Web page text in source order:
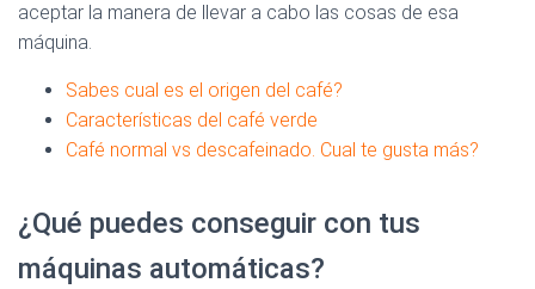
aceptar la manera de llevar a cabo las cosas de esa
máquina.
Sabes cual es el origen del café?
Características del café verde
Café normal vs descafeinado. Cual te gusta más?
¿Qué puedes conseguir con tus
máquinas automáticas?